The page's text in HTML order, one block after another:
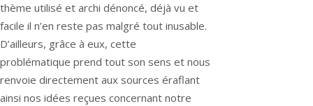
thème utilisé et archi dénoncé, déjà vu et
facile il n’en reste pas malgré tout inusable.
D’ailleurs, grâce à eux, cette
problématique prend tout son sens et nous
renvoie directement aux sources éraflant
ainsi nos idées reçues concernant notre